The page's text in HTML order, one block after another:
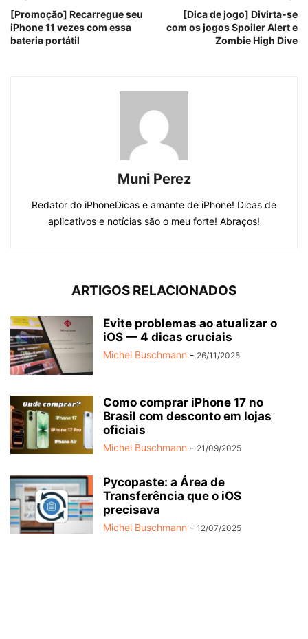
[Promoção] Recarregue seu
iPhone 11 vezes com essa
bateria portátil
[Dica de jogo] Divirta-se
com os jogos Spoiler Alert e
Zombie High Dive
Muni Perez
Redator do iPhoneDicas e amante de iPhone! Dicas de
aplicativos e notícias são o meu forte! Abraços!
ARTIGOS RELACIONADOS
Evite problemas ao atualizar o
iOS — 4 dicas cruciais
Michel Buschmann - 26/11/2025
Como comprar iPhone 17 no
Brasil com desconto em lojas
oficiais
Michel Buschmann - 21/09/2025
Pycopaste: a Área de
Transferência que o iOS
precisava
Michel Buschmann - 12/07/2025